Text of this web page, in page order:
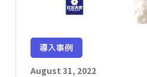
導入事例
August 31, 2022